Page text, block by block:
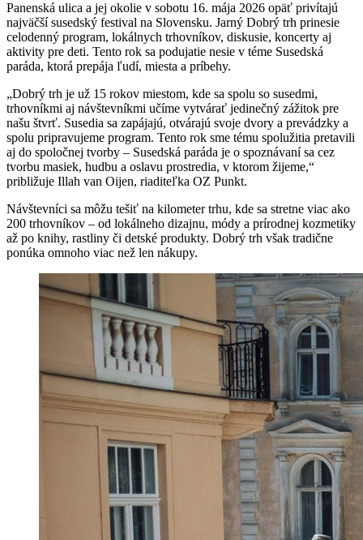
Panenská ulica a jej okolie v sobotu 16. mája 2026 opäť privítajú
najväčší susedský festival na Slovensku. Jarný Dobrý trh prinesie
celodenný program, lokálnych trhovníkov, diskusie, koncerty aj
aktivity pre deti. Tento rok sa podujatie nesie v téme Susedská
paráda, ktorá prepája ľudí, miesta a príbehy.
„Dobrý trh je už 15 rokov miestom, kde sa spolu so susedmi,
trhovníkmi aj návštevníkmi učíme vytvárať jedinečný zážitok pre
našu štvrť. Susedia sa zapájajú, otvárajú svoje dvory a prevádzky a
spolu pripravujeme program. Tento rok sme tému spolužitia pretavili
aj do spoločnej tvorby – Susedská paráda je o spoznávaní sa cez
tvorbu masiek, hudbu a oslavu prostredia, v ktorom žijeme,“
približuje Illah van Oijen, riaditeľka OZ Punkt.
Návštevníci sa môžu tešiť na kilometer trhu, kde sa stretne viac ako
200 trhovníkov – od lokálneho dizajnu, módy a prírodnej kozmetiky
až po knihy, rastliny či detské produkty. Dobrý trh však tradične
ponúka omnoho viac než len nákupy.